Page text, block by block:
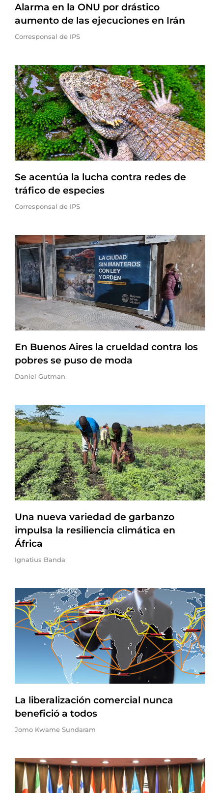
Alarma en la ONU por drástico
aumento de las ejecuciones en Irán
Corresponsal de IPS
Se acentúa la lucha contra redes de
tráfico de especies
Corresponsal de IPS
En Buenos Aires la crueldad contra los
pobres se puso de moda
Daniel Gutman
Una nueva variedad de garbanzo
impulsa la resiliencia climática en
África
Ignatius Banda
La liberalización comercial nunca
benefició a todos
Jomo Kwame Sundaram